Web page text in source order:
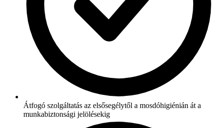
Átfogó szolgáltatás az elsősegélytől a mosdóhigiénián át a
munkabiztonsági jelölésekig